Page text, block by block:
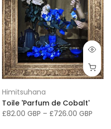
Himitsuhana
Toile 'Parfum de Cobalt'
£82.00 GBP – £726.00 GBP